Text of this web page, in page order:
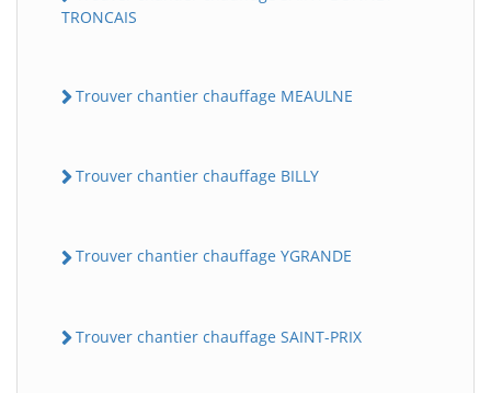
TRONCAIS
Trouver chantier chauffage MEAULNE
Trouver chantier chauffage BILLY
Trouver chantier chauffage YGRANDE
Trouver chantier chauffage SAINT-PRIX